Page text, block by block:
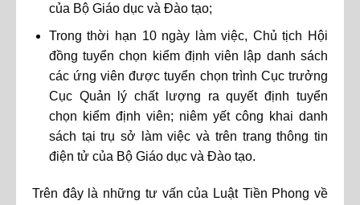
của Bộ Giáo dục và Đào tạo;
Trong thời hạn 10 ngày làm việc, Chủ tịch Hội
đồng tuyển chọn kiểm định viên lập danh sách
các ứng viên được tuyển chọn trình Cục trưởng
Cục Quản lý chất lượng ra quyết định tuyển
chọn kiểm định viên; niêm yết công khai danh
sách tại trụ sở làm việc và trên trang thông tin
điện tử của Bộ Giáo dục và Đào tạo.
Trên đây là những tư vấn của Luật Tiền Phong về